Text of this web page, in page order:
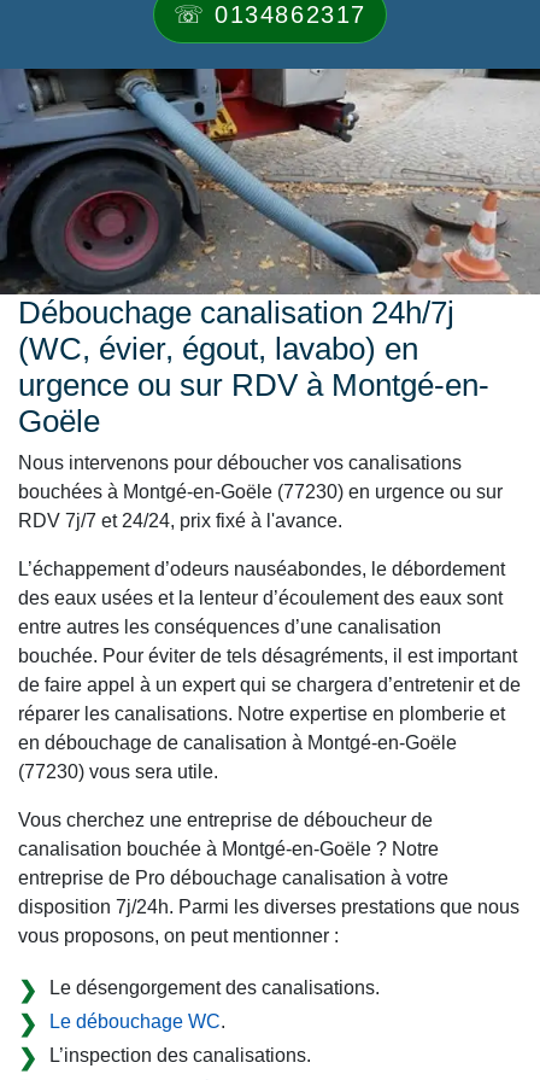
☏ 0134862317
Débouchage canalisation 24h/7j
(WC, évier, égout, lavabo) en
urgence ou sur RDV à Montgé-en-
Goële
Nous intervenons pour déboucher vos canalisations
bouchées à Montgé-en-Goële (77230) en urgence ou sur
RDV 7j/7 et 24/24, prix fixé à l'avance.
L’échappement d’odeurs nauséabondes, le débordement
des eaux usées et la lenteur d’écoulement des eaux sont
entre autres les conséquences d’une canalisation
bouchée. Pour éviter de tels désagréments, il est important
de faire appel à un expert qui se chargera d’entretenir et de
réparer les canalisations. Notre expertise en plomberie et
en débouchage de canalisation à Montgé-en-Goële
(77230) vous sera utile.
Vous cherchez une entreprise de déboucheur de
canalisation bouchée à Montgé-en-Goële ? Notre
entreprise de Pro débouchage canalisation à votre
disposition 7j/24h. Parmi les diverses prestations que nous
vous proposons, on peut mentionner :
Le désengorgement des canalisations.
Le débouchage WC.
L’inspection des canalisations.